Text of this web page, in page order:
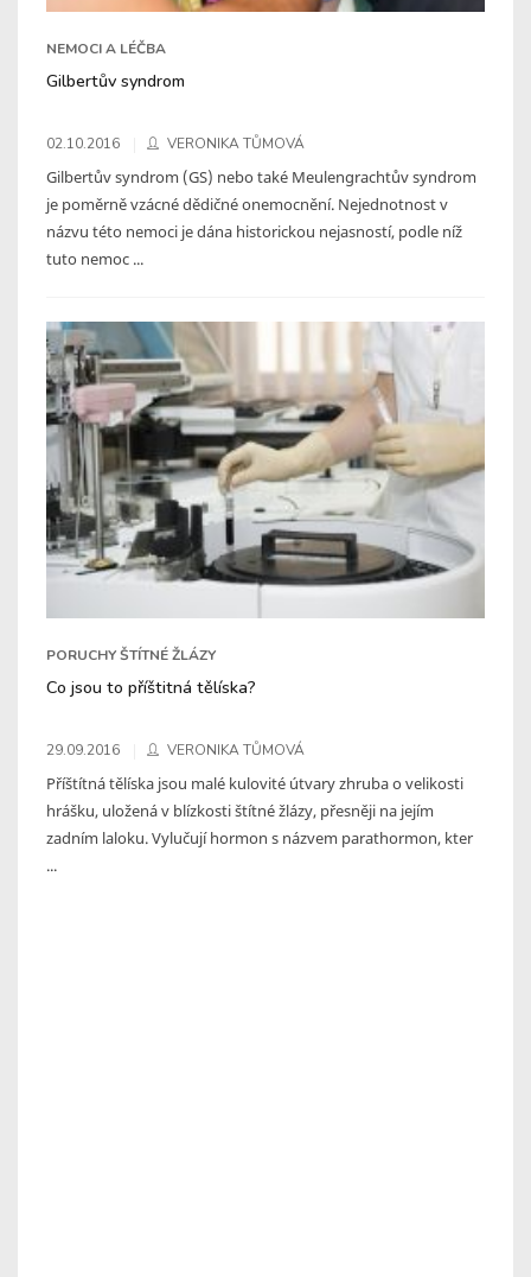
NEMOCI A LÉČBA
Gilbertův syndrom
02.10.2016 VERONIKA TŮMOVÁ
Gilbertův syndrom (GS) nebo také Meulengrachtův syndrom
je poměrně vzácné dědičné onemocnění. Nejednotnost v
názvu této nemoci je dána historickou nejasností, podle níž
tuto nemoc ...
PORUCHY ŠTÍTNÉ ŽLÁZY
Co jsou to příštitná tělíska?
29.09.2016 VERONIKA TŮMOVÁ
Příštítná tělíska jsou malé kulovité útvary zhruba o velikosti
hrášku, uložená v blízkosti štítné žlázy, přesněji na jejím
zadním laloku. Vylučují hormon s názvem parathormon, kter
...